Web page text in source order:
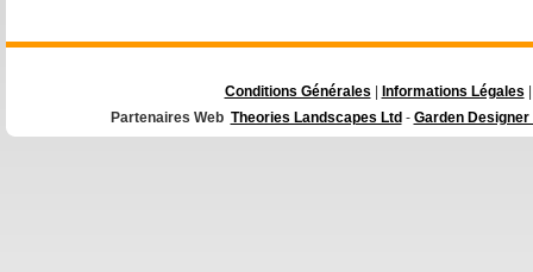
Conditions Générales Informations Légales
Partenaires Web Theories Landscapes Ltd - Garden Designer